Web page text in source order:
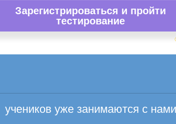
Зарегистрироваться и пройти
тестирование
учеников уже занимаются с нами